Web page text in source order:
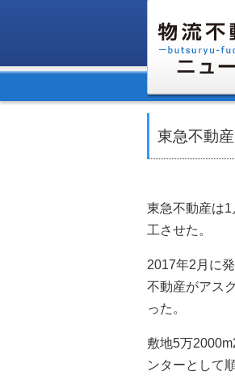
東急不動
東急不動産は1
工させた。
2017年2月に
不動産がアス
った。
敷地5万
ンターとして